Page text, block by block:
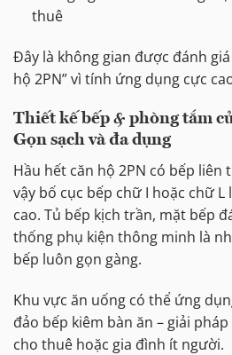
thuê
Đây là không gian được đánh
hộ 2PN” vì tính ứng dụng cực
Thiết kế bếp & phòng tắm
Gọn sạch và đa dụng
Hầu hết căn hộ 2PN có bếp liên
vậy bố cục bếp chữ I hoặc chữ
cao. Tủ bếp kịch trần, mặt bếp
thống phụ kiện thông minh là
bếp luôn gọn gàng.
Khu vực ăn uống có thể ứng
đảo bếp kiêm bàn ăn – giải
cho thuê hoặc gia đình ít người.